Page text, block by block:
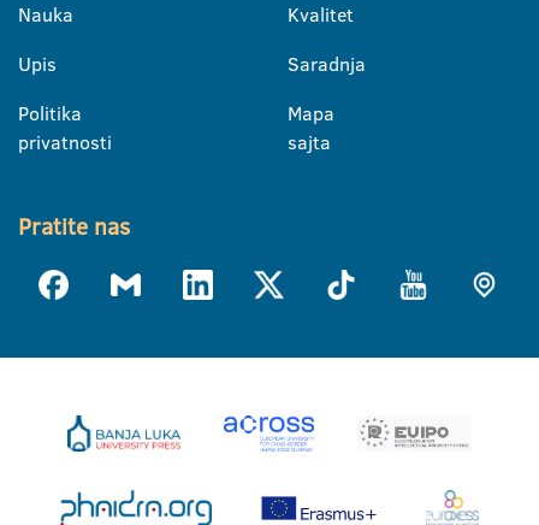
Nauka
Upis
Politika
privatnosti
Kvalitet
Saradnja
Mapa
sajta
Pratite nas